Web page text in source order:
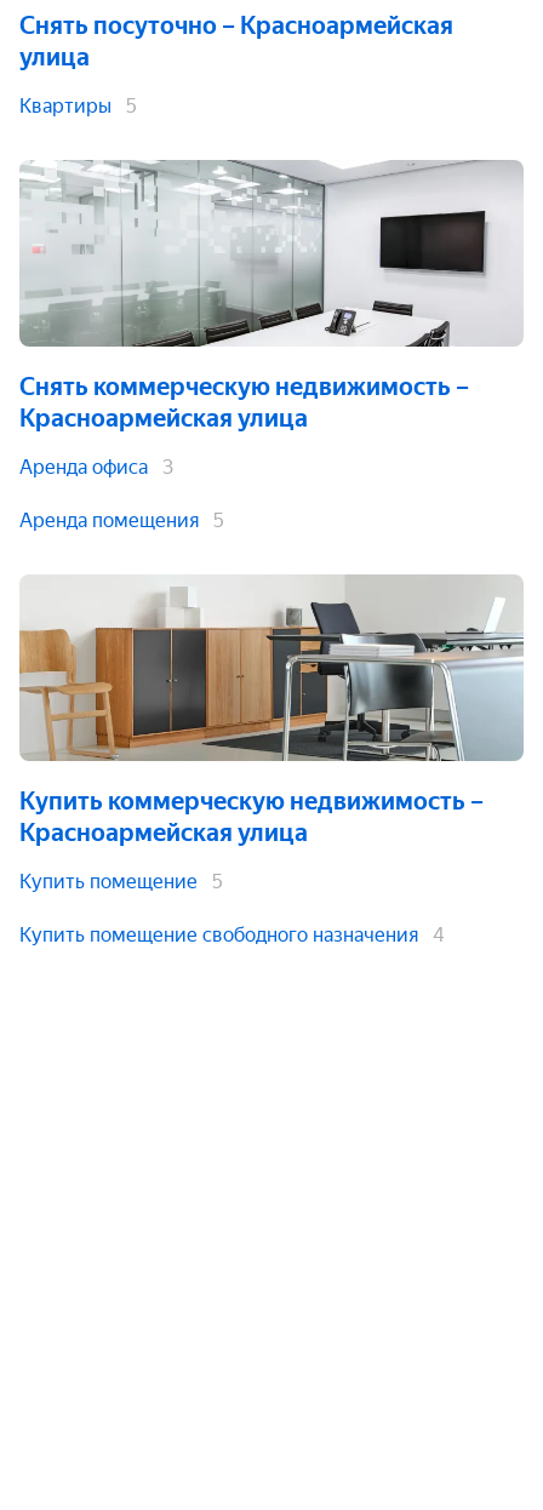
Снять посуточно – Красноармейская
улица
Квартиры 5
Снять коммерческую недвижимость –
Красноармейская улица
Аренда офиса 3
Аренда помещения 5
Купить коммерческую недвижимость –
Красноармейская улица
Купить помещение 5
Купить помещение свободного назначения 4